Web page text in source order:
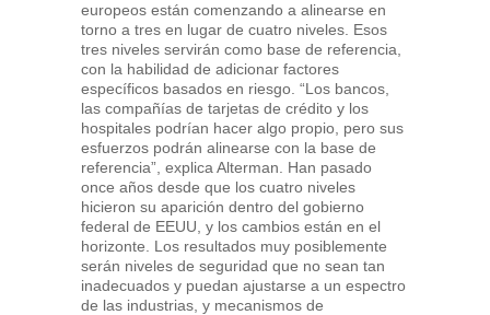
europeos están comenzando a alinearse en
torno a tres en lugar de cuatro niveles. Esos
tres niveles servirán como base de referencia,
con la habilidad de adicionar factores
específicos basados en riesgo. “Los bancos,
las compañías de tarjetas de crédito y los
hospitales podrían hacer algo propio, pero sus
esfuerzos podrán alinearse con la base de
referencia”, explica Alterman. Han pasado
once años desde que los cuatro niveles
hicieron su aparición dentro del gobierno
federal de EEUU, y los cambios están en el
horizonte. Los resultados muy posiblemente
serán niveles de seguridad que no sean tan
inadecuados y puedan ajustarse a un espectro
de las industrias, y mecanismos de